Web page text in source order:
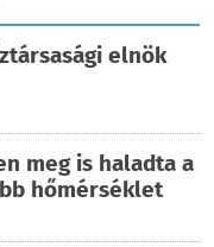
elnök
meg is haladta a
hőmérséklet